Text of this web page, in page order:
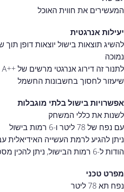
המעשירים את חווית האוכל
יעילות אנרגטית
להשיג תוצאות בישול יוצאות דופן
נמוכה
לתנור זה דירוג אנרגטי מרשים של ++A
שיעזור לחסוך בחשבונות החשמל
אפשרויות בישול בלתי מוגבלות
לשנות את כללי המשחק
עם נפח של 78 ליטר ו-6 רמות בישול
ניתן להגיע לרמת העשייה האידיאלית
הודות ל-6 רמות הבישול, ניתן להכין מספר מנות בו-זמנית
מפרט טכני
נפח תא 78 ליטר